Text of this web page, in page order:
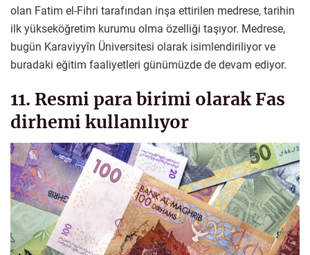
olan Fatim el-Fihri tarafından inşa ettirilen medrese, tarihin
ilk yükseköğretim kurumu olma özelliği taşıyor. Medrese,
bugün Karaviyyîn Üniversitesi olarak isimlendiriliyor ve
buradaki eğitim faaliyetleri günümüzde de devam ediyor.
11. Resmi para birimi olarak Fas
dirhemi kullanılıyor